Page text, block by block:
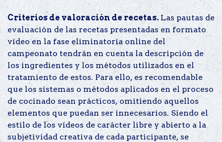
Criterios de valoración de recetas.Las pautas de
evaluación de las recetas presentadas en formato
vídeo en la fase eliminatoria online del
campeonato tendrán en cuenta la descripción de
los ingredientes y los métodos utilizados en el
tratamiento de estos. Para ello, es recomendable
que los sistemas o métodos aplicados en el proceso
de cocinado sean prácticos, omitiendo aquellos
elementos que puedan ser innecesarios. Siendo el
estilo de los vídeos de carácter libre y abierto a la
subjetividad creativa de cada participante, se